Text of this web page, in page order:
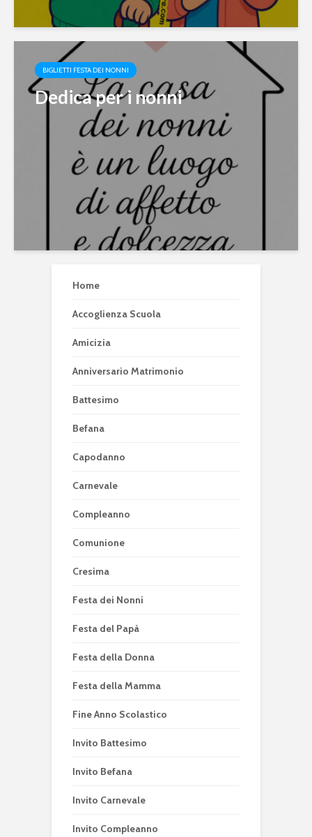
BIGLIETTI FESTA DEI NONNI
Dedica per i nonni
Home
Accoglienza Scuola
Amicizia
Anniversario Matrimonio
Battesimo
Befana
Capodanno
Carnevale
Compleanno
Comunione
Cresima
Festa dei Nonni
Festa del Papà
Festa della Donna
Festa della Mamma
Fine Anno Scolastico
Invito Battesimo
Invito Befana
Invito Carnevale
Invito Compleanno